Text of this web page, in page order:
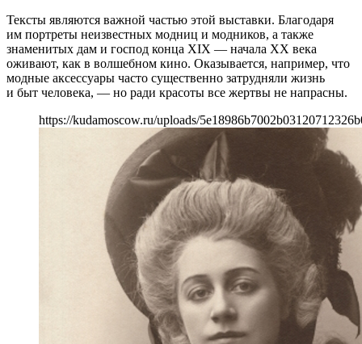
Тексты являются важной частью этой выставки. Благодаря
им портреты неизвестных модниц и модников, а также
знаменитых дам и господ конца XIX — начала XX века
оживают, как в волшебном кино. Оказывается, например, что
модные аксессуары часто существенно затрудняли жизнь
и быт человека, — но ради красоты все жертвы не напрасны.
https://kudamoscow.ru/uploads/